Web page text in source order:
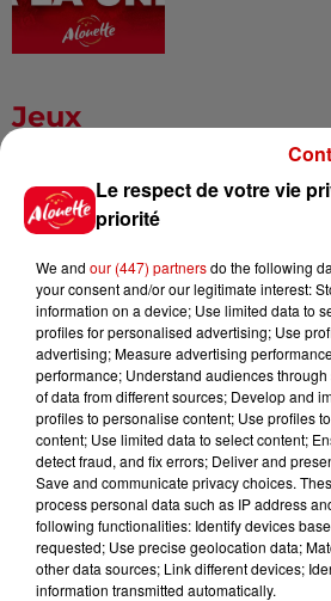
Jeux
Gagnez vos
Festival du
Gagnez vos
Musée du
Mans !
Alouette vous
Futuroscope
Le respect de votre vie
priorité
We and our (447) partnersdo the following
your consent and/or our legitimate interest:
information on a device; Use limited data to
profiles for personalised advertising; Use
advertising; Measure advertising
performance; Understand audiences
of data from different sources; Develop and
profiles to personalise content; Use profiles
content; Use limited data to select content;
detect fraud, and fix errors; Deliver and
Save and communicate privacy choices.
process personal data such as IP address
following functionalities: Identify devices
requested; Use precise geolocation data;
other data sources; Link different devices;
information transmitted automatically.